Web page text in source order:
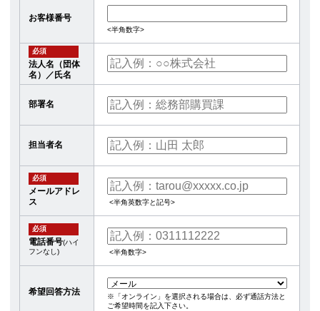
お客様番号
<半角数字>
必須
法人名（団体
名）／氏名
部署名
担当者名
必須
メールアドレ
ス
<半角英数字と記号>
必須
電話番号(ハイ
フンなし)
<半角数字>
希望回答方法
※「オンライン」を選択される場合は、必ず通話方法と
ご希望時間を記入下さい。